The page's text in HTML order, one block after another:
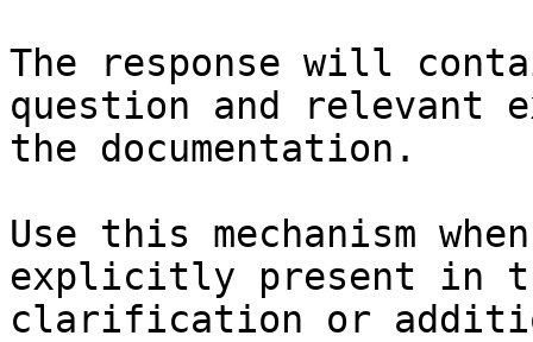
The response will
question and relevant
the documentation.
Use this mechanism
explicitly present in
clarification or